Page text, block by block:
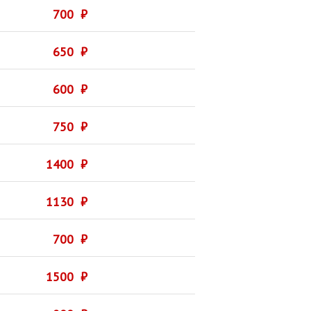
700 ₽
650 ₽
600 ₽
750 ₽
1400 ₽
1130 ₽
700 ₽
1500 ₽